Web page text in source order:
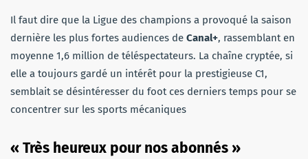
Il faut dire que la Ligue des champions a provoqué la saison
dernière les plus fortes audiences de Canal+, rassemblant en
moyenne 1,6 million de téléspectateurs. La chaîne cryptée, si
elle a toujours gardé un intérêt pour la prestigieuse C1,
semblait se désintéresser du foot ces derniers temps pour se
concentrer sur les sports mécaniques
« Très heureux pour nos abonnés »